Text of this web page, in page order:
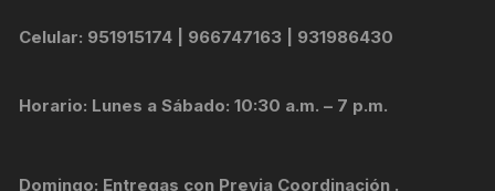
Celular: 951915174 | 966747163 | 931986430
Horario: Lunes a Sábado: 10:30 a.m. – 7 p.m.
Domingo: Entregas con Previa Coordinación .